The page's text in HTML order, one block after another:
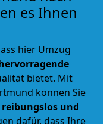
es Ihnen
hier Umzug
bietet. Mit
können Sie
reibungslos und
dafür, dass Ihre